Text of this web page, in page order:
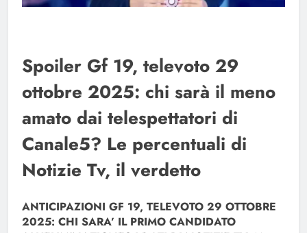
Spoiler Gf 19, televoto 29
ottobre 2025: chi sarà il meno
amato dai telespettatori di
Canale5? Le percentuali di
Notizie Tv, il verdetto
ANTICIPAZIONI GF 19, TELEVOTO 29 OTTOBRE
2025: CHI SARA’ IL PRIMO CANDIDATO